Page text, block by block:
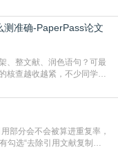
流。本科用PMLC，含大学
，含学术论文联合比对
测准确-PaperPass论文
、整文献、润色语句？可最
核查越收越紧，不少同学投
稿前必做的一步。为什么
少人觉得，我就用AI搭了个
勾选“去除引用文献复制